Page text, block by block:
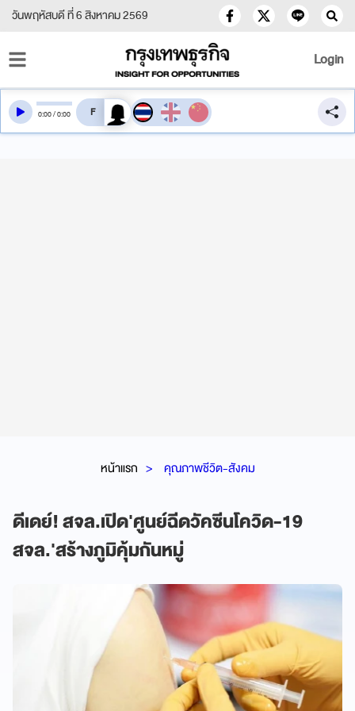
วันพฤหัสบดี ที่ 6 สิงหาคม 2569
Login
หน้าแรก คุณภาพชีวิต-สังคม
ดีเดย์! สจล.เปิด'ศูนย์ฉีดวัคซีนโควิด-19
สจล.'สร้างภูมิคุ้มกันหมู่
0:00/0:00 สลับเสียงอ่าน